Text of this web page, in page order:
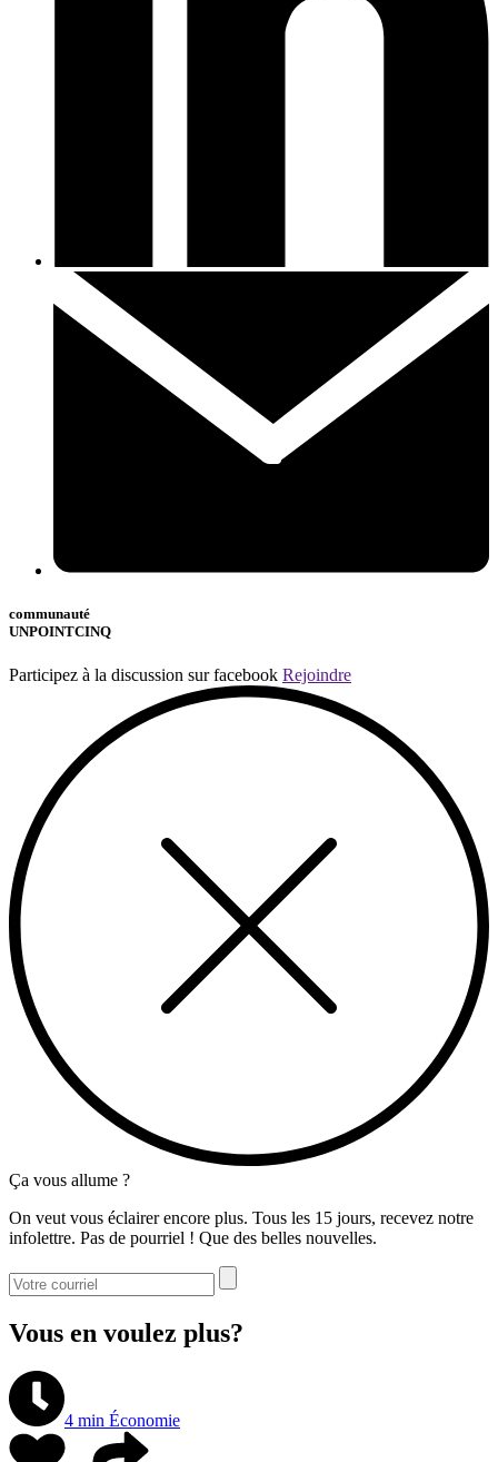
communauté
UNPOINTCINQ
Participez à la discussion sur facebook Rejoindre
Ça vous allume ?
On veut vous éclairer encore plus. Tous les 15 jours, recevez notre
infolettre. Pas de pourriel ! Que des belles nouvelles.
Vous en voulez plus?
4 min Économie